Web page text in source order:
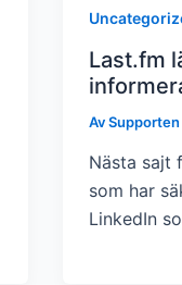
Last.fm
AvSupporten
Nästa sajt
som har
LinkedIn